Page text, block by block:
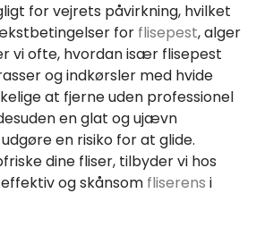
for vejrets påvirkning, hvilket
for flisepest, alger
vi ofte, hvordan især flisepest
og indkørsler med hvide
at fjerne uden professionel
en glat og ujævn
en risiko for at glide.
dine fliser, tilbyder vi hos
og skånsom fliserens i